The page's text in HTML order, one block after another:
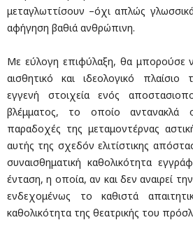
μεταγλωττίσουν –όχι απλώς
αφήγηση βαθιά ανθρώπινη.
Με εύλογη επιφύλαξη, θα μπορούσε
αισθητικό και ιδεολογικό
εγγενή στοιχεία ενός
βλέμματος, το οποίο αντανακλά
παραδοχές της μεταμοντέρνας
αυτής της σχεδόν ελιτίστικης
συναισθηματική καθολικότητα
ένταση, η οποία, αν και δεν αναιρεί
ενδεχομένως το καθιστά
καθολικότητα της θεατρικής του